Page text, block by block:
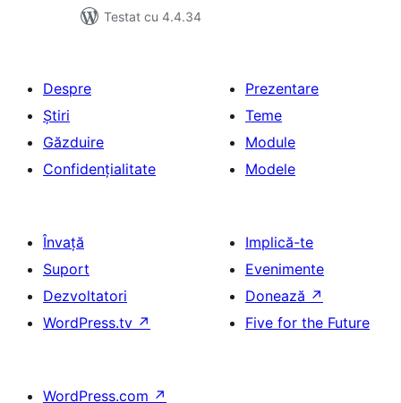
Testat cu 4.4.34
Despre
Știri
Găzduire
Confidențialitate
Prezentare
Teme
Module
Modele
Învață
Suport
Dezvoltatori
WordPress.tv ↗
Implică-te
Evenimente
Donează ↗
Five for the Future
WordPress.com ↗